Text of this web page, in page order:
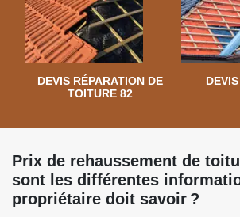
DEVIS RÉPARATION DE
TOITURE 82
Prix de rehaussement de
sont les différentes
propriétaire doit savoir ?